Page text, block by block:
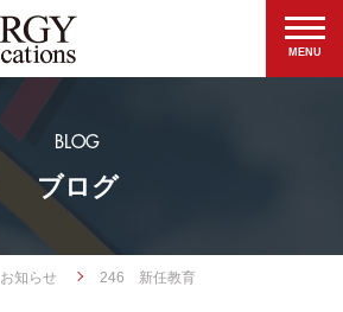
BLOG
ブログ
お知らせ 246 新任教育